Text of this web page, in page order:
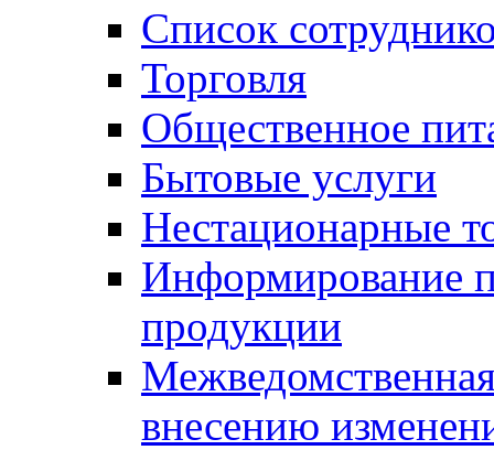
Список
Торговля
Общественное
Бытовые услуги
Нестационарные
Информирование
продукции
внесению